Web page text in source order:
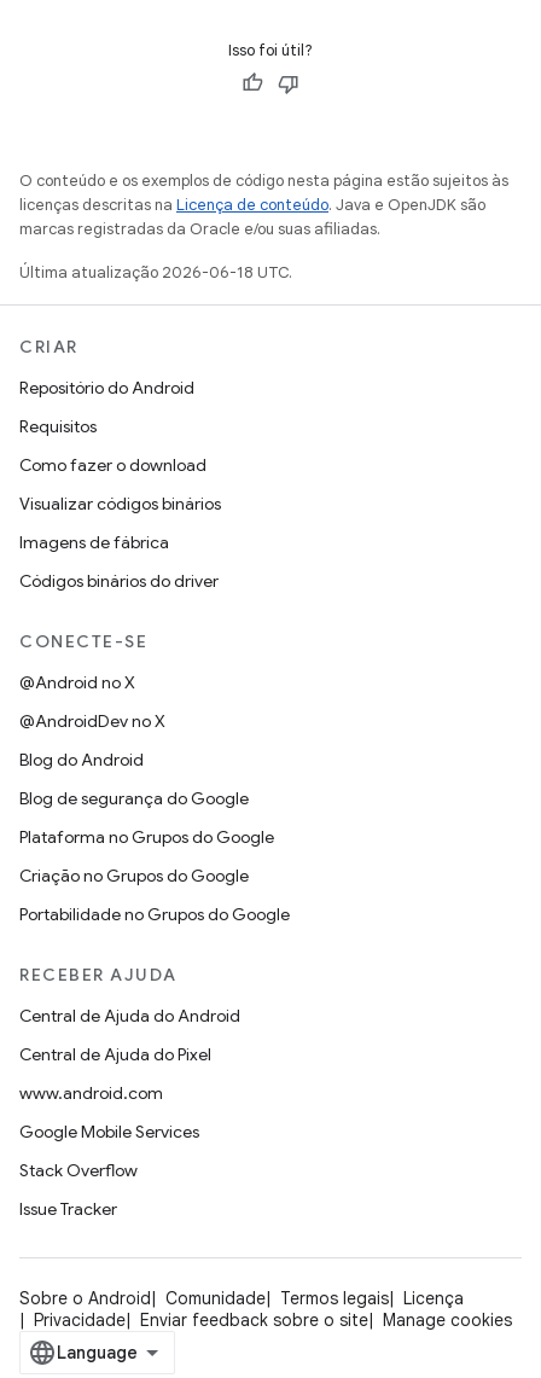
Isso foi útil?
O conteúdo e os exemplos de código nesta página estão sujeitos às
licenças descritas na Licença de conteúdo. Java e OpenJDK são
marcas registradas da Oracle e/ou suas afiliadas.
Última atualização 2026-06-18 UTC.
CRIAR
Repositório do Android
Requisitos
Como fazer o download
Visualizar códigos binários
Imagens de fábrica
Códigos binários do driver
CONECTE-SE
@Android no X
@AndroidDev no X
Blog do Android
Blog de segurança do Google
Plataforma no Grupos do Google
Criação no Grupos do Google
Portabilidade no Grupos do Google
RECEBER AJUDA
Central de Ajuda do Android
Central de Ajuda do Pixel
www.android.com
Google Mobile Services
Stack Overflow
Issue Tracker
Sobre o Android Comunidade Termos legais
Licença
Privacidade
Enviar feedback sobre o site Manage cookies